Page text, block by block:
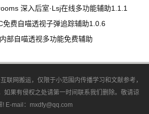
深入后室·Lsj在线多功能辅助1.1.1
免费自喵透视子弹追踪辅助1.0.6
部自喵透视多功能免费辅助
联网搬运，仅限于小范围内传播学习和文献参考，
如果有侵权之处请第一时间联系我们删除。敬请谅
! E-mail：mxdfy@qq.com